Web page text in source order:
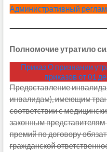
Административный
Полномочие утратило
Приказ О признании
приказов от 01
Предоставление
инвалидам), имеющим
соответствии с
законным
премий по договору
гражданской